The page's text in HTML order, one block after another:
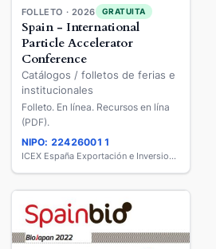
FOLLETO · 2026 GRATUITA
Spain - International
Particle Accelerator
Conference
Catálogos / folletos de ferias e
institucionales
Folleto. En línea. Recursos en lína
(PDF).
NIPO: 224260011
ICEX España Exportación e Inversiones